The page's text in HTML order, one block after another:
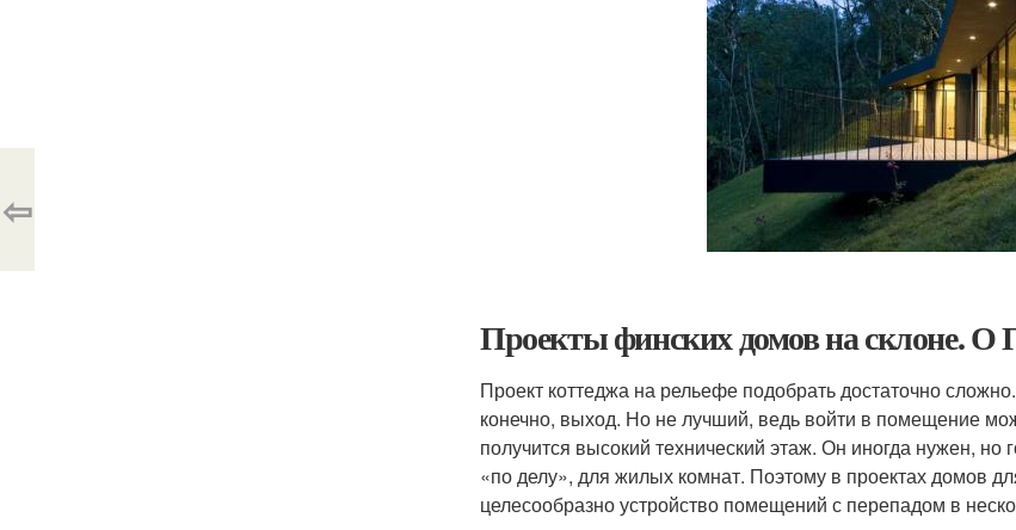
Проекты финских домов на
Проект коттеджа на рельефе подобрать достаточно
конечно, выход. Но не лучший, ведь войти в помещение
получится высокий технический этаж. Он иногда нужен,
«по делу», для жилых комнат. Поэтому в проектах домов
целесообразно устройство помещений с перепадом в
⇦